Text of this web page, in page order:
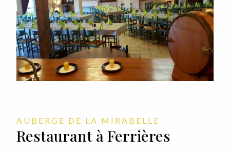
AUBERGE DE LA MIRABELLE
Restaurant à Ferrières